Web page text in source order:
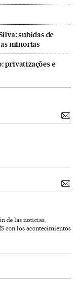
subidas de
minorias
privatizações e
de las noticias,
con los acontecimientos